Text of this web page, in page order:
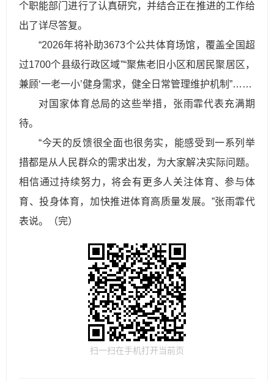
个职能部门进行了认真研究，并结合正在推进的工作给
出了详尽答复。
“2026年将补助3673个公共体育场馆，覆盖全国超
过1700个县级行政区域”“聚焦老旧小区和居民聚居区，
兼顾‘一老一小’健身需求，健全日常管理维护机制”……
对国家体育总局的这些举措，张雨霏代表充满期
待。
“今天的反馈很全面也很务实，能感受到一系列举
措都是从人民群众的需求出发，为大家解决实际问题。
相信通过持续努力，将会有更多人关注体育、参与体
育、投身体育，加快推进体育高质量发展。”张雨霏代
表说。（完）
扫一扫在手机打开当前页